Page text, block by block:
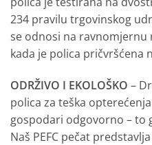
234 pravilu trgovinskog
se odnosi na
kada je polica pričvršćena
ODRŽIVO I EKOLOŠKO –
polica za teška
gospodari odgovorno – to
Naš PEFC pečat